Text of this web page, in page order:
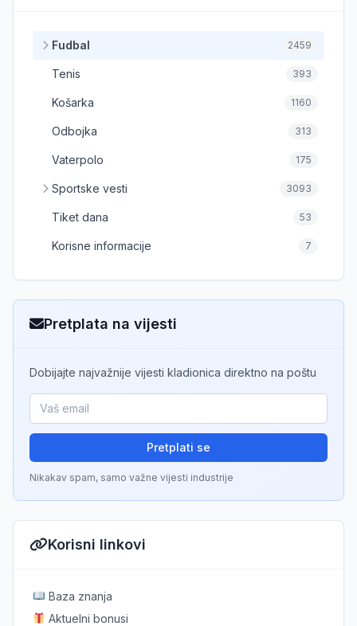
Fudbal 2459
Tenis 393
Košarka 1160
Odbojka 313
Vaterpolo 175
Sportske vesti 3093
Tiket dana 53
Korisne informacije 7
Pretplata na vijesti
Dobijajte najvažnije vijesti kladionica direktno na poštu
Pretplati se
Nikakav spam, samo važne vijesti industrije
Korisni linkovi
Baza znanja
Aktuelni bonusi